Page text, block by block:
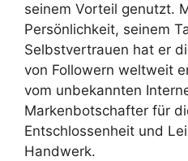
seinem Vorteil genutzt.
Persönlichkeit, seinem
Selbstvertrauen hat er
von Followern weltweit
vom unbekannten
Markenbotschafter für
Entschlossenheit und
Handwerk.